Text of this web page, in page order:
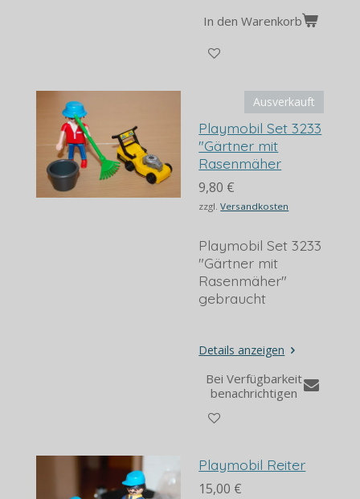
In den Warenkorb
Ausverkauft
Playmobil Set 3233
"Gärtner mit
Rasenmäher
9,80 €
zzgl.Versandkosten
Playmobil Set 3233
"Gärtner mit
Rasenmäher"
gebraucht
Details anzeigen
Bei Verfügbarkeit
benachrichtigen
Playmobil Reiter
15,00 €